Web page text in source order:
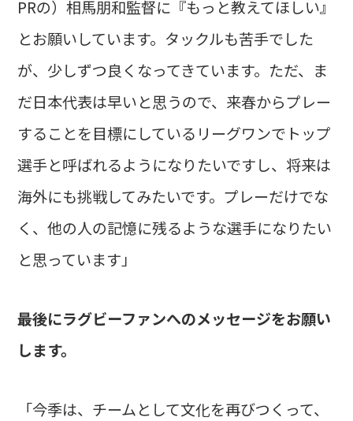
PRの）相馬朋和監督に『もっと教えてほしい』
とお願いしています。タックルも苦手でした
が、少しずつ良くなってきています。ただ、ま
だ日本代表は早いと思うので、来春からプレー
することを目標にしているリーグワンでトップ
選手と呼ばれるようになりたいですし、将来は
海外にも挑戦してみたいです。プレーだけでな
く、他の人の記憶に残るような選手になりたい
と思っています」
――最後にラグビーファンへのメッセージをお願い
します。
「今季は、チームとして文化を再びつくって、